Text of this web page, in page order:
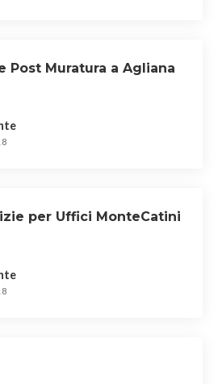
Post Muratura a Agliana
per Uffici MonteCatini